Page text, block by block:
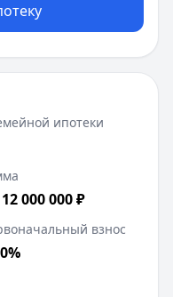
ипотеки
000 000 ₽
взнос